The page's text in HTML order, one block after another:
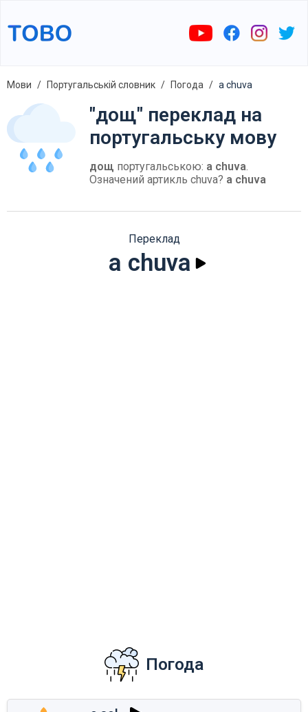
Мови Португальській словник Погода a chuva
"дощ" переклад на
португальську мову
дощ португальською: a chuva.
Означений артикль chuva? a chuva
Переклад
a chuva
Погода